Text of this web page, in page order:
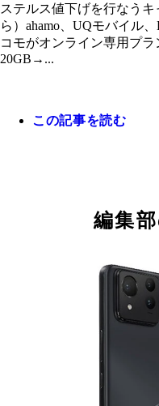
ステルス値下
10周年となる
PayPayポイン
ステルス値下げを行なう
ら）ahamo、UQモバイル
コモがオンライン専用プラ
20GB→...
この記事を読む
編集